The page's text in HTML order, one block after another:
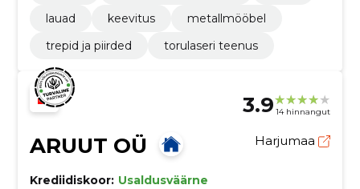
lauad
keevitus
metallmööbel
trepid ja piirded
torulaseri teenus
3.9 14 hinnangut
ARUUT OÜ Harjumaa
Krediidiskoor: Usaldusväärne